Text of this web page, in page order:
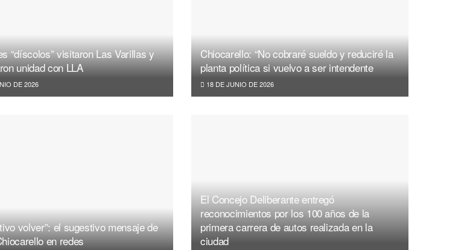
“díscolos” visitaron Las Varillas y
unidad con LLA
DE 2026
Chiocarello: “No cobraré sueldo y reduciré la
planta política si vuelvo a ser intendente
18 DE JUNIO DE 2026
volver”: el sugestivo mensaje de
en redes
El Concejo Deliberante entregó
reconocimientos por los 100 años de la
primera carrera de autos realizada en la
ciudad